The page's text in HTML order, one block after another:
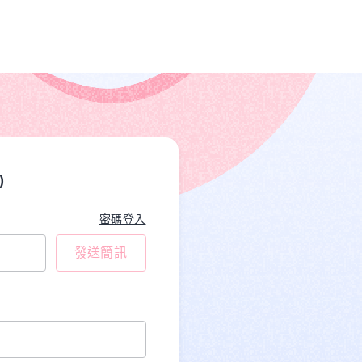
密碼登入
發送簡訊